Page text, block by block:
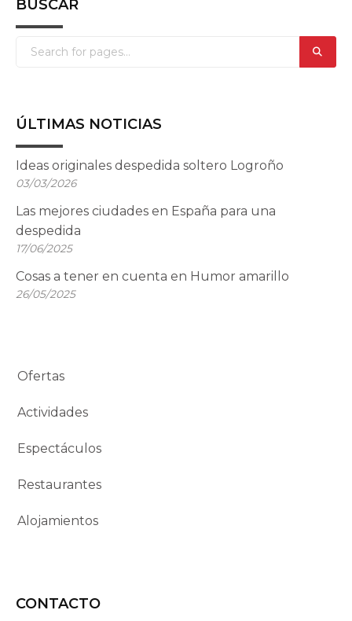
BUSCAR
ÚLTIMAS NOTICIAS
Ideas originales despedida soltero Logroño
03/03/2026
Las mejores ciudades en España para una
despedida
17/06/2025
Cosas a tener en cuenta en Humor amarillo
26/05/2025
Ofertas
Actividades
Espectáculos
Restaurantes
Alojamientos
CONTACTO